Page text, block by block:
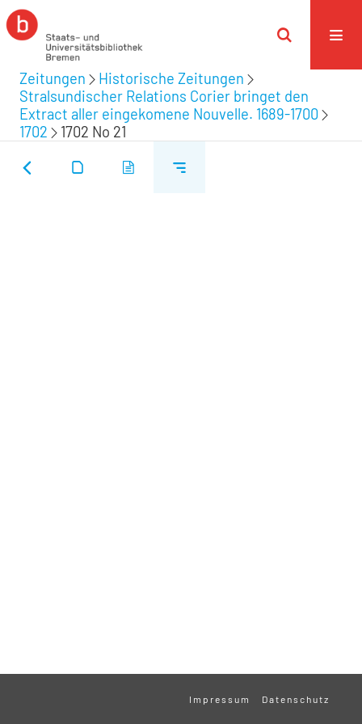
Zeitungen
Historische Zeitungen
Stralsundischer Relations Corier bringet den
Extract aller eingekomene Nouvelle. 1689-1700
1702
1702 No 21
Impressum Datenschutz